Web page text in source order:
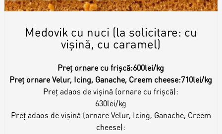
Medovik cu nuci (la solicitare: cu
vișină, cu caramel)
Preț ornare cu frișcă:600lei/kg
Preț ornare Velur, Icing, Ganache, Creem cheese:710lei/kg
Preț adaos de vișină (ornare cu frișcă):
630lei/kg
Preț adaos de vișină (ornare Velur, Icing, Ganache, Creem
cheese):